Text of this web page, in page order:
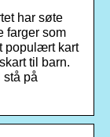
har søte
farger som
populært kart
til barn.
stå på